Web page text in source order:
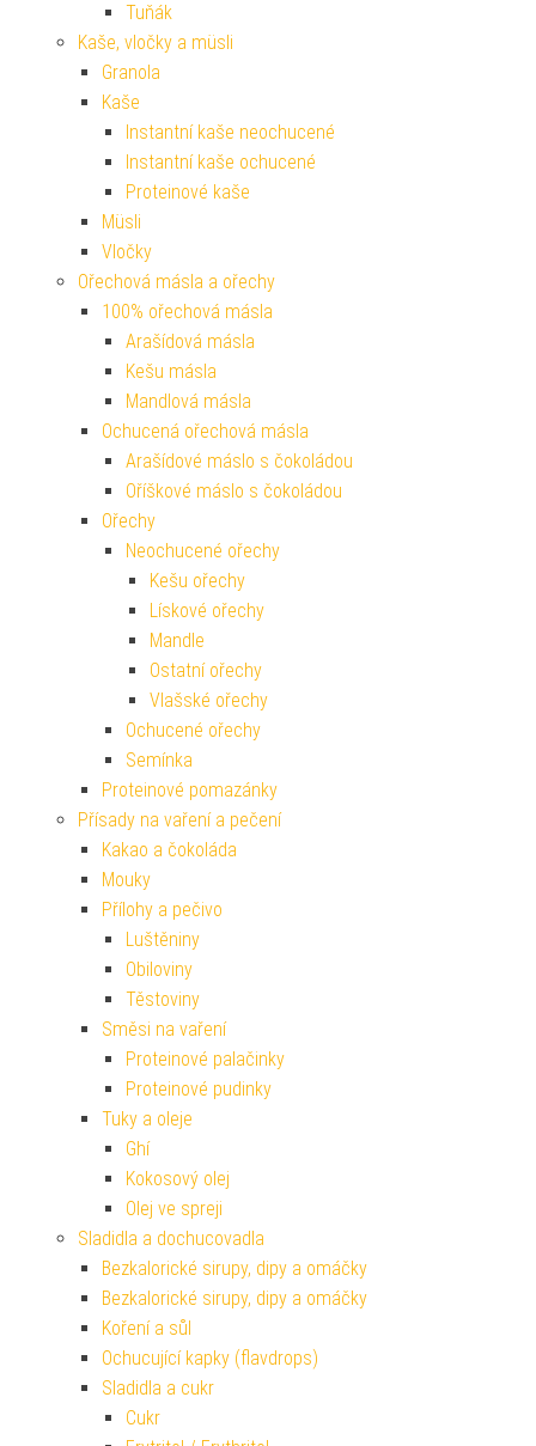
Tuňák
Kaše, vločky a müsli
Granola
Kaše
Instantní kaše neochucené
Instantní kaše ochucené
Proteinové kaše
Müsli
Vločky
Ořechová másla a ořechy
100% ořechová másla
Arašídová másla
Kešu másla
Mandlová másla
Ochucená ořechová másla
Arašídové máslo s čokoládou
Oříškové máslo s čokoládou
Ořechy
Neochucené ořechy
Kešu ořechy
Lískové ořechy
Mandle
Ostatní ořechy
Vlašské ořechy
Ochucené ořechy
Semínka
Proteinové pomazánky
Přísady na vaření a pečení
Kakao a čokoláda
Mouky
Přílohy a pečivo
Luštěniny
Obiloviny
Těstoviny
Směsi na vaření
Proteinové palačinky
Proteinové pudinky
Tuky a oleje
Ghí
Kokosový olej
Olej ve spreji
Sladidla a dochucovadla
Bezkalorické sirupy, dipy a omáčky
Bezkalorické sirupy, dipy a omáčky
Koření a sůl
Ochucující kapky (flavdrops)
Sladidla a cukr
Cukr